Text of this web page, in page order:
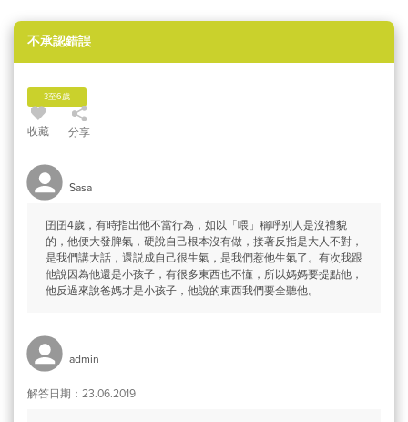
不承認錯誤
3至6歲
收藏 分享
Sasa
囝囝4歲，有時指出他不當行為，如以「喂」稱呼别人是沒禮貌
的，他便大發脾氣，硬說自己根本沒有做，接著反指是大人不對，
是我們講大話，還説成自己很生氣，是我們惹他生氣了。有次我跟
他說因為他還是小孩子，有很多東西也不懂，所以媽媽要提點他，
他反過來說爸媽才是小孩子，他說的東西我們要全聽他。
admin
解答日期：23.06.2019